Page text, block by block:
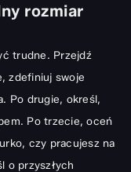
rozmiar
trudne. Przejdź
zdefiniuj swoje
Po drugie, określ,
Po trzecie, oceń
czy pracujesz na
o przyszłych